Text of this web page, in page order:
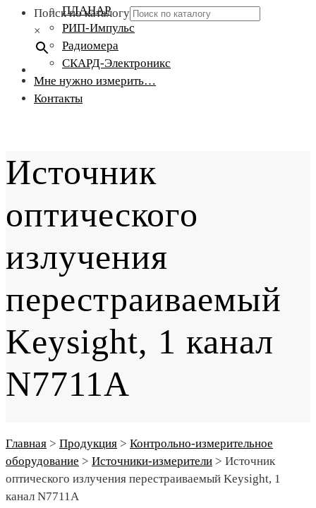
Поиск по каталогу
×
ПЛАНАР
РИП-Импульс
Радиомера
СКАРД-Электроникс
Мне нужно измерить…
Контакты
Источник
оптического
излучения
перестраиваемый
Keysight, 1 канал
N7711A
Главная > Продукция > Контрольно-измерительное
оборудование > Источники-измерители > Источник
оптического излучения перестраиваемый Keysight, 1
канал N7711A